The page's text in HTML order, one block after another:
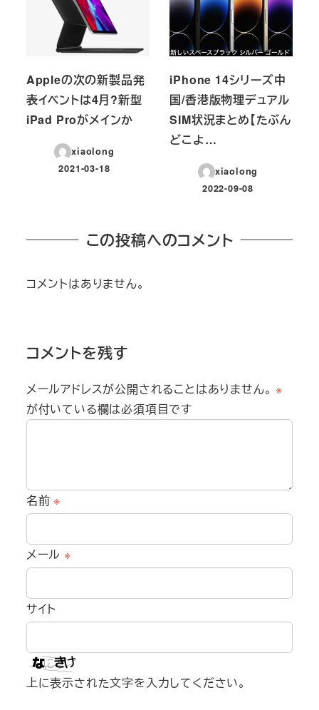
Appleの次の新製品発
表イベントは4月?新型
iPad Proがメインか
xiaolong
投稿日
2021-03-18
iPhone 14シリーズ中
国/香港版物理デュアル
SIM状況まとめ【たぶん
どこよ…
xiaolong
投稿日
2022-09-08
この投稿へのコメント
コメントはありません。
コメントを残す
メールアドレスが公開されることはありません。 ※
が付いている欄は必須項目です
名前※
メール ※
サイト
上に表示された文字を入力してください。